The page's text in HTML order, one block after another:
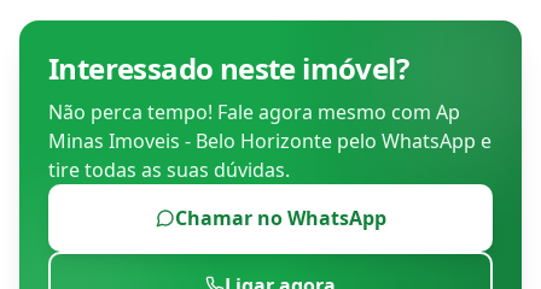
Interessado neste imóvel?
Não perca tempo! Fale agora mesmo com Ap
Minas Imoveis - Belo Horizonte pelo WhatsApp e
tire todas as suas dúvidas.
Chamar no WhatsApp